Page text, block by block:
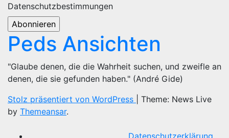
Datenschutzbestimmungen
Peds Ansichten
"Glaube denen, die die Wahrheit suchen, und zweifle an
denen, die sie gefunden haben." (André Gide)
Stolz präsentiert von WordPress
Theme: News Live
by Themeansar.
Datenschutzerklärung